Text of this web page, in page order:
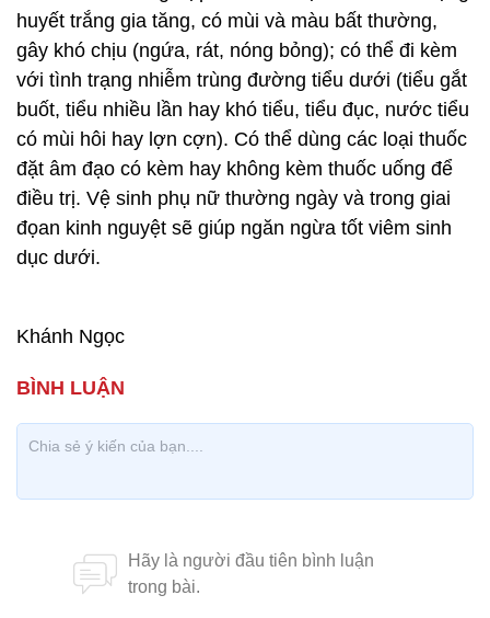
huyết trắng gia tăng, có mùi và màu bất thường,
gây khó chịu (ngứa, rát, nóng bỏng); có thể đi kèm
với tình trạng nhiễm trùng đường tiểu dưới (tiểu gắt
buốt, tiểu nhiều lần hay khó tiểu, tiểu đục, nước tiểu
có mùi hôi hay lợn cợn). Có thể dùng các loại thuốc
đặt âm đạo có kèm hay không kèm thuốc uống để
điều trị. Vệ sinh phụ nữ thường ngày và trong giai
đọan kinh nguyệt sẽ giúp ngăn ngừa tốt viêm sinh
dục dưới.
Khánh Ngọc